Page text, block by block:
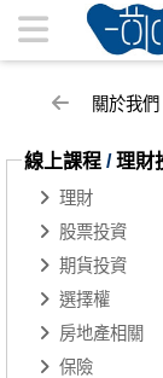
投資理財-其他 |
關於我們
線上課程 /理財
理財
股票投資
期貨投資
選擇權
房地產相關
保險